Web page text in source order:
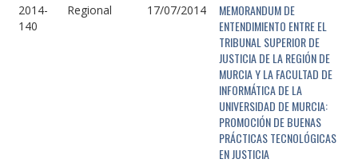
2014-
140
Regional 17/07/2014
MEMORANDUM DE
ENTENDIMIENTO ENTRE EL
TRIBUNAL SUPERIOR DE
JUSTICIA DE LA REGIÓN DE
MURCIA Y LA FACULTAD DE
INFORMÁTICA DE LA
UNIVERSIDAD DE MURCIA:
PROMOCIÓN DE BUENAS
PRÁCTICAS TECNOLÓGICAS
EN JUSTICIA